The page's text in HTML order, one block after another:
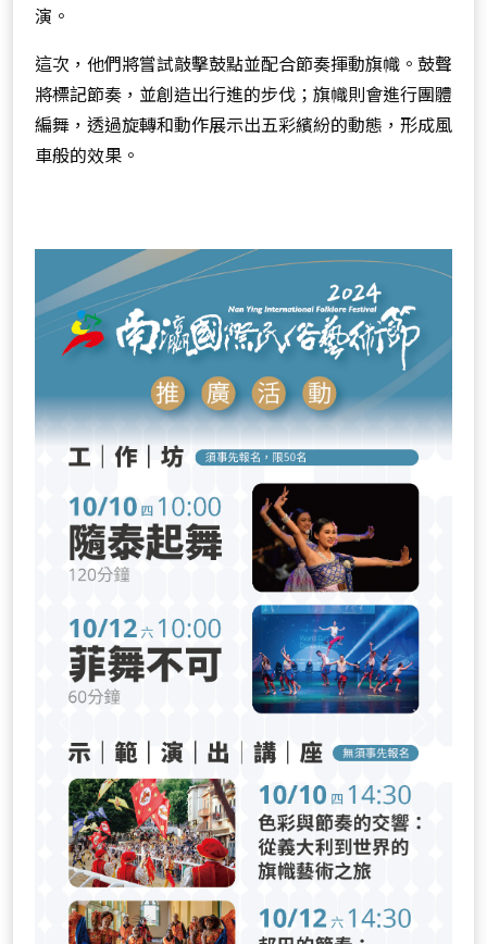
演。
這次，他們將嘗試敲擊鼓點並配合節奏揮動旗幟。鼓聲
將標記節奏，並創造出行進的步伐；旗幟則會進行團體
編舞，透過旋轉和動作展示出五彩繽紛的動態，形成風
車般的效果。
Previous